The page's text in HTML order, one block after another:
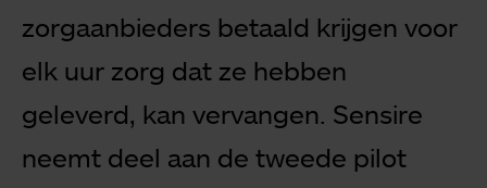
zorgaanbieders betaald krijgen voor
elk uur zorg dat ze hebben
geleverd, kan vervangen. Sensire
neemt deel aan de tweede pilot